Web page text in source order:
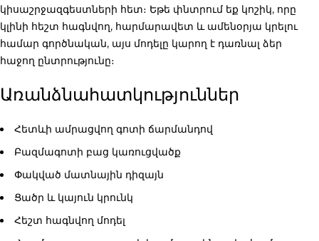
կիսաշրջազգեստների հետ։ Եթե փնտրում եք կոշիկ, որը
կլինի հեշտ հագնվող, հարմարավետ և ամենօրյա կրելու
համար գործնական, այս մոդելը կարող է դառնալ ձեր
հաջող ընտրությունը։
Առանձնահատկություններ
Հետևի ամրացվող գոտի ճարմանդով
Բազմագոտի բաց կառուցվածք
Փակված մատնային դիզայն
Ցածր և կայուն կրունկ
Հեշտ հագնվող մոդել